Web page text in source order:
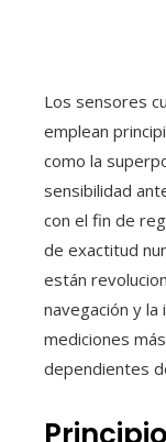
Los sensores
emplean
como la
sensibilidad
con el fin de
de exactitud
están
navegación y
mediciones
dependientes